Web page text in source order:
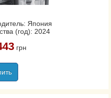
Япония
(год): 2024
грн